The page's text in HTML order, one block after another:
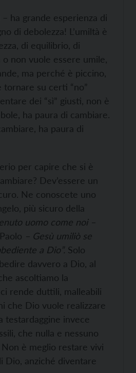
ha grande esperienza di
di debolezza! L’umiltà è
di equilibrio, di
non vuole essere umile,
ma perché è piccino,
su certi “no”
dei “sì” giusti, non è
ha paura di cambiare.
ha paura di
per capire che si è
Dev’essere un
Ne conoscete uno
più sicuro della
uomo come noi –
– Gesù umiliò se
a Dio”. Solo
davvero a Dio, al
ascoltiamo la
rende duttili, malleabili
che Dio vuole realizzare
testardaggine invece
che nulla e nessuno
è meglio restare vivi
Dio, anziché diventare